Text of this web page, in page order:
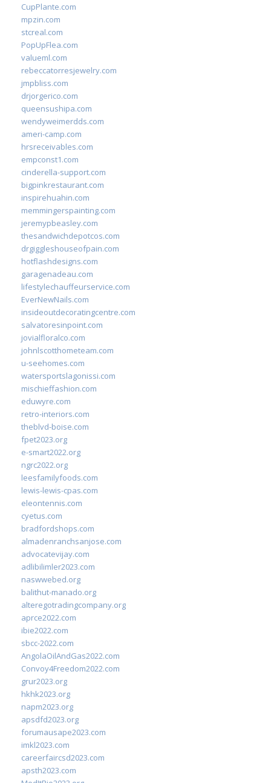
CupPlante.com
mpzin.com
stcreal.com
PopUpFlea.com
valueml.com
rebeccatorresjewelry.com
jmpbliss.com
drjorgerico.com
queensushipa.com
wendyweimerdds.com
ameri-camp.com
hrsreceivables.com
empconst1.com
cinderella-support.com
bigpinkrestaurant.com
inspirehuahin.com
memmingerspainting.com
jeremypbeasley.com
thesandwichdepotcos.com
drgiggleshouseofpain.com
hotflashdesigns.com
garagenadeau.com
lifestylechauffeurservice.com
EverNewNails.com
insideoutdecoratingcentre.com
salvatoresinpoint.com
jovialfloralco.com
johnlscotthometeam.com
u-seehomes.com
watersportslagonissi.com
mischieffashion.com
eduwyre.com
retro-interiors.com
theblvd-boise.com
fpet2023.org
e-smart2022.org
ngrc2022.org
leesfamilyfoods.com
lewis-lewis-cpas.com
eleontennis.com
cyetus.com
bradfordshops.com
almadenranchsanjose.com
advocatevijay.com
adlibilimler2023.com
naswwebed.org
balithut-manado.org
alteregotradingcompany.org
aprce2022.com
ibie2022.com
sbcc-2022.com
AngolaOilAndGas2022.com
Convoy4Freedom2022.com
grur2023.org
hkhk2023.org
napm2023.org
apsdfd2023.org
forumausape2023.com
imkl2023.com
careerfaircsd2023.com
apsth2023.com